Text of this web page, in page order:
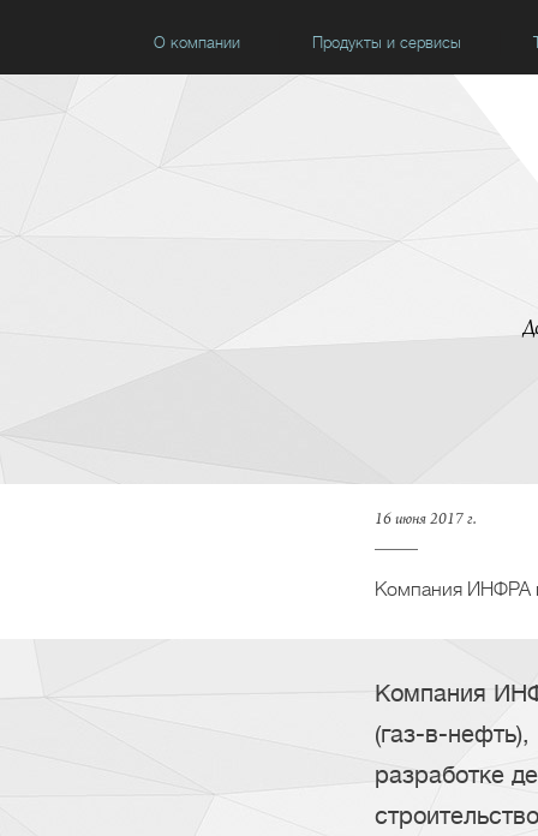
О компании Продукты и сервисы
16 июня 2017 г.
Компания ИНФРА
Компания
(газ-в-
разработке